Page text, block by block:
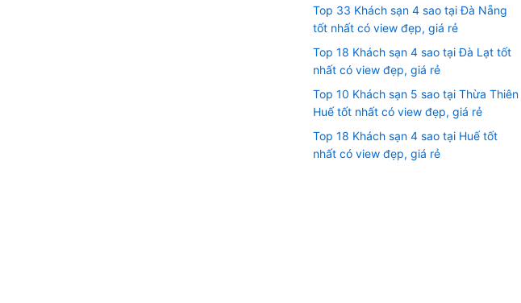
Top 33 Khách sạn 4 sao tại Đà Nẵng
tốt nhất có view đẹp, giá rẻ
Top 18 Khách sạn 4 sao tại Đà Lạt tốt
nhất có view đẹp, giá rẻ
Top 10 Khách sạn 5 sao tại Thừa Thiên
Huế tốt nhất có view đẹp, giá rẻ
Top 18 Khách sạn 4 sao tại Huế tốt
nhất có view đẹp, giá rẻ